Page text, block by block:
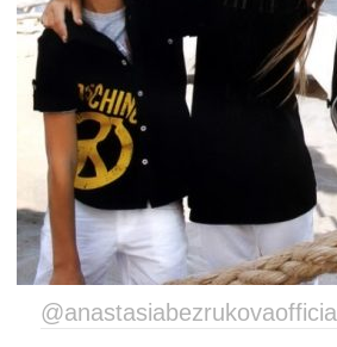
@anastasiabezrukovaofficial